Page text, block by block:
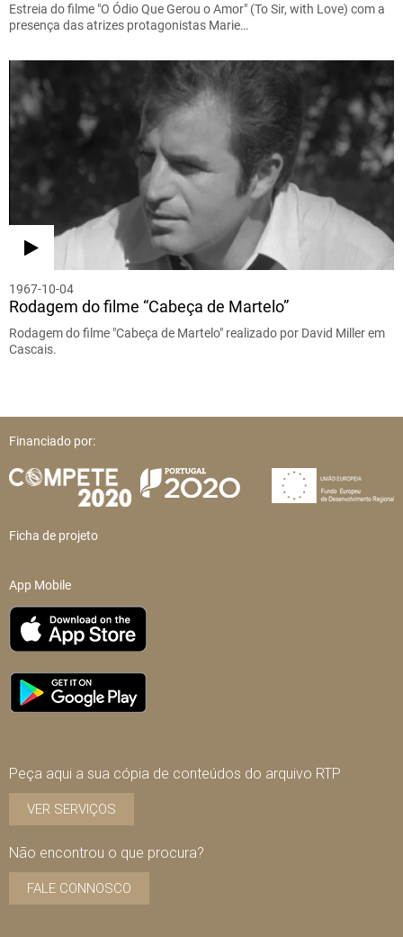
Estreia do filme "O Ódio Que Gerou o Amor" (To Sir, with Love) com a
presença das atrizes protagonistas Marie…
1967-10-04
Rodagem do filme “Cabeça de Martelo”
Rodagem do filme "Cabeça de Martelo" realizado por David Miller em
Cascais.
Financiado por:
Ficha de projeto
App Mobile
Peça aqui a sua cópia de conteúdos do arquivo RTP
VER SERVIÇOS
Não encontrou o que procura?
FALE CONNOSCO